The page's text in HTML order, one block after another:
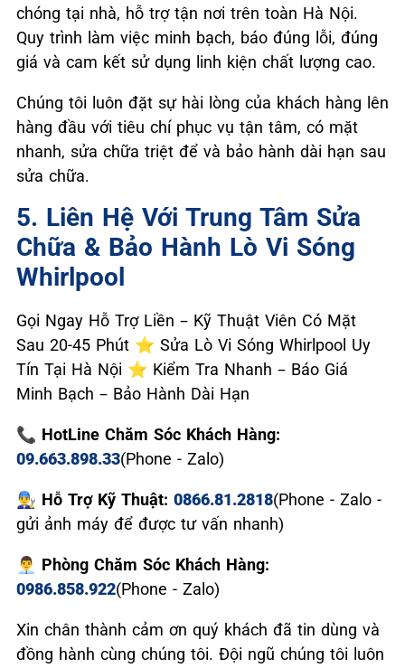
chóng tại nhà, hỗ trợ tận nơi trên toàn Hà Nội.
Quy trình làm việc minh bạch, báo đúng lỗi, đúng
giá và cam kết sử dụng linh kiện chất lượng cao.
Chúng tôi luôn đặt sự hài lòng của khách hàng lên
hàng đầu với tiêu chí phục vụ tận tâm, có mặt
nhanh, sửa chữa triệt để và bảo hành dài hạn sau
sửa chữa.
5. Liên Hệ Với Trung Tâm Sửa
Chữa & Bảo Hành Lò Vi Sóng
Whirlpool
Gọi Ngay Hỗ Trợ Liền – Kỹ Thuật Viên Có Mặt
Sau 20-45 Phút ⭐ Sửa Lò Vi Sóng Whirlpool Uy
Tín Tại Hà Nội ⭐ Kiểm Tra Nhanh – Báo Giá
Minh Bạch – Bảo Hành Dài Hạn
📞 HotLine Chăm Sóc Khách Hàng:
09.663.898.33(Phone - Zalo)
👨‍🔧 Hỗ Trợ Kỹ Thuật: 0866.81.2818(Phone - Zalo -
gửi ảnh máy để được tư vấn nhanh)
👨‍💼 Phòng Chăm Sóc Khách Hàng:
0986.858.922(Phone - Zalo)
Xin chân thành cảm ơn quý khách đã tin dùng và
đồng hành cùng chúng tôi. Đội ngũ chúng tôi luôn